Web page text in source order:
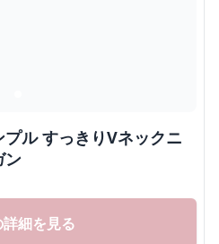
ル すっきりVネックニ
ン
細を見る